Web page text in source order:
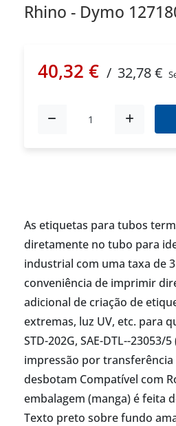
Rhino - Dymo
40,32 € / 32,78 €
As etiquetas para tubos
diretamente no tubo para
industrial com uma taxa de
conveniência de imprimir
adicional de criação de
extremas, luz UV, etc. para
STD-202G, SAE-DTL--
impressão por
desbotam Compatível com
embalagem (manga) é feita
Texto preto sobre fundo